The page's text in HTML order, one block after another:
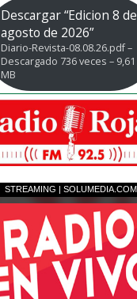
Descargar “Edicion 8 de
agosto de 2026”
Diario-Revista-08.08.26.pdf –
Descargado 736 veces – 9,61
MB